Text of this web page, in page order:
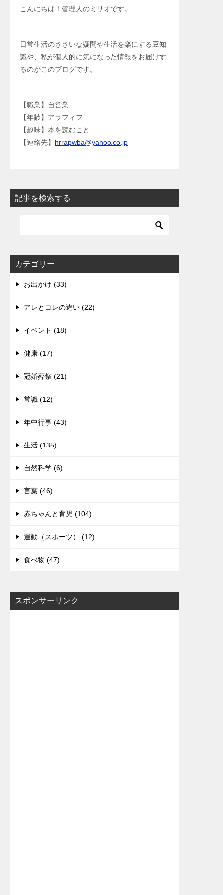
こんにちは！管理人のミサオです。
日常生活のささいな疑問や生活を楽にする豆知
識や、私が個人的に気になった情報をお届けす
るのがこのブログです。
【職業】自営業
【年齢】アラフィフ
【趣味】本を読むこと
【連絡先】 hrrapwba@yahoo.co.jp
記事を検索する
カテゴリー
お出かけ (33)
アレとコレの違い (22)
イベント (18)
健康 (17)
冠婚葬祭 (21)
常識 (12)
年中行事 (43)
生活 (135)
自然科学 (6)
言葉 (46)
赤ちゃんと育児 (104)
運動（スポーツ） (12)
食べ物 (47)
スポンサーリンク